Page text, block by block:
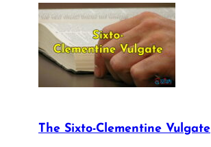
The Sixto-Clementine Vulgate